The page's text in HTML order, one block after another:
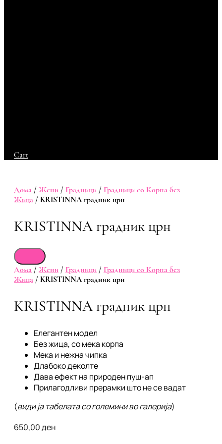
Cart
Дома / Жени / Градници / Градници со Корпа без
Жица / KRISTINNA градник црн
KRISTINNA градник црн
Дома / Жени / Градници / Градници со Корпа без
Жица / KRISTINNA градник црн
KRISTINNA градник црн
Елегантен модел
Без жица, со мека корпа
Мека и нежна чипка
Длабоко деколте
Дава ефект на природен пуш-ап
Прилагодливи прерамки што не се вадат
(види ја табелата со големини во галерија)
650,00ден